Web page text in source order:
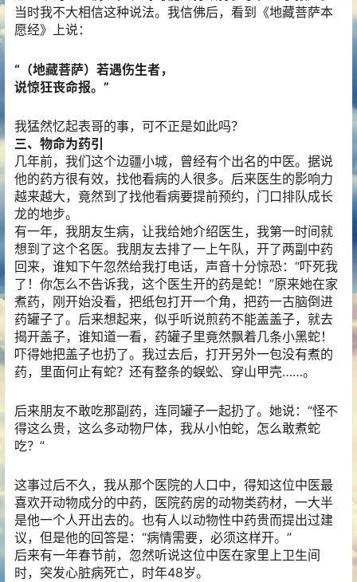
当时我不大相信这种说法。我信佛后，看到《地藏菩萨本
愿经》上说：
“（地藏菩萨）若遇伤生者，
说惊狂丧命报。”
我猛然忆起表哥的事，可不正是如此吗？
三、物命为药引
几年前，我们这个边疆小城，曾经有个出名的中医。据说
他的药方很有效，找他看病的人很多。后来医生的影响力
越来越大，竟然到了找他看病要提前预约，门口排队成长
龙的地步。
有一年，我朋友生病，让我给她介绍医生，我第一时间就
想到了这个名医。我朋友去排了一上午队，开了两副中药
回来，谁知下午忽然给我打电话，声音十分惊恐：“吓死我
了！你怎么不告诉我，这个医生开的药是蛇！”原来她在家
煮药，刚开始没看，把纸包打开一个角，把药一古脑倒进
药罐子了。后来想起来，似乎听说煎药不能盖盖子，就去
揭开盖子，谁知道一看，药罐子里竟然飘着几条小黑蛇！
吓得她把盖子也扔了。我过去后，打开另外一包没有煮的
药，里面何止有蛇？还有整条的蜈蚣、穿山甲壳……。
后来朋友不敢吃那副药，连同罐子一起扔了。她说：“怪不
得这么贵，这么多动物尸体，我从小怕蛇，怎么敢煮蛇
吃？”
这事过后不久，我从那个医院的人口中，得知这位中医最
喜欢开动物成分的中药，医院药房的动物类药材，一大半
是他一个人开出去的。也有人以动物性中药贵而提出过建
议，但是他的回答是：“病情需要，必须这样开。”
后来有一年春节前，忽然听说这位中医在家里上卫生间
时，突发心脏病死亡，时年48岁。